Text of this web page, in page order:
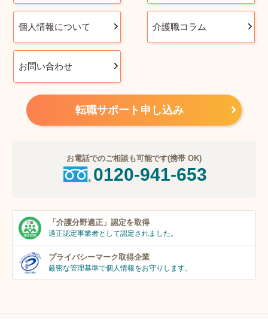
個人情報について 介護職コラム
お問い合わせ
転職サポート申し込み
お電話でのご相談も可能です(携帯 OK)
0120-941-653
「介護分野適正」 認定を取得
適正認定事業者として認定されました。
プライバシーマーク取得企業
厳密な管理基準で個人情報をお守りします。